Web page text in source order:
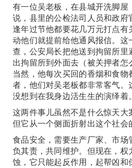
有一位吴老板，在县城开洗脚屋
说，县里的公检法司人员和政府
逢年过节他都要花几万元打点
动他们就提前给他通风报信。这
查，公安局长把他送到拘留所
出拘留所到外面去（被关押者怎
当然，他每次买回的香烟和食物
者，他们对吴老板都非常客气
没想到在我身边活生生的演绎着。
这两件事儿虽然不是什么惊天大
但它从一个侧面折射出这个社会
食品安全，需要生产厂家、市
负其责，共同维护。但现在，
蚀，它只能起反作用，起帮凶和